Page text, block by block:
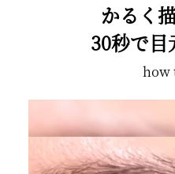
かるく
30秒で目
how